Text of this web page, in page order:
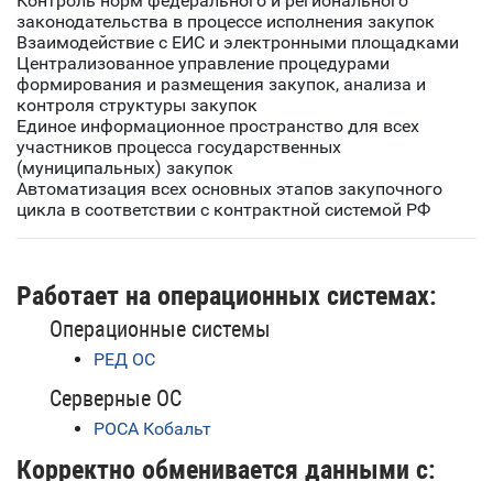
законодательства в процессе исполнения закупок
Взаимодействие с ЕИС и электронными площадками
Централизованное управление процедурами
формирования и размещения закупок, анализа и
контроля структуры закупок
Единое информационное пространство для всех
участников процесса государственных
(муниципальных) закупок
Автоматизация всех основных этапов закупочного
цикла в соответствии с контрактной системой РФ
Работает на операционных системах:
Операционные системы
РЕД ОС
Серверные ОС
РОСА Кобальт
Корректно обменивается данными с: